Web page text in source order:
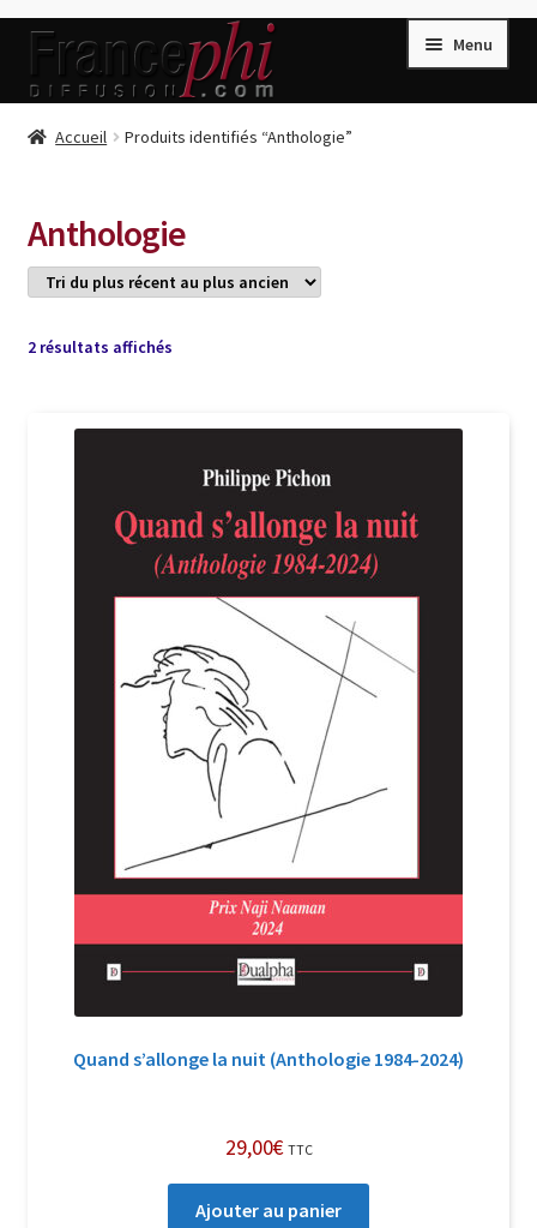
Aller
la
Aller
contenu
Menu
Accueil
Conditions de Vente
Connection
Listes d’Envies
Livres de Peter Randa
Livres de Philippe Randa
Login Customizer
Nous Contacter
Politique de confidentialité et cookies
Soutien à Philippe Randa
Suivi de la Commande
Accueil Produits identifiés “Anthologie”
Anthologie
2 résultats affichésTrié
récent
plus
ancien
Quand s’allonge la nuit (Anthologie 1984-2024)
29,00€ TTC
Ajouter au panier